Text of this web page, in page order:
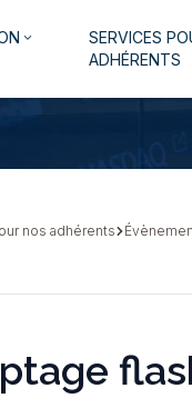
keyboard_arrow_down
SERVICES
ADHÉRENTS
nos adhérents